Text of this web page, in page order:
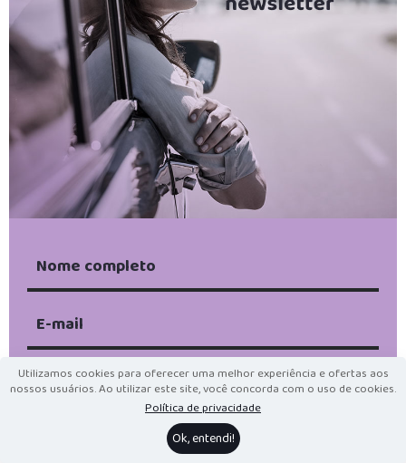
Ao enviar, aceito receber e-mails e ofertas da eutbem ;-)
Eu li e concordo com aPolítica de Privacidade
Utilizamos cookies para oferecer uma melhor experiência e ofertas aos
nossos usuários. Ao utilizar este site, você concorda com o uso de cookies.
Política de privacidade
Ok, entendi!